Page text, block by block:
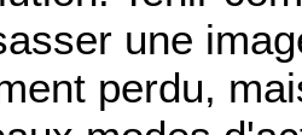
une
perdu,